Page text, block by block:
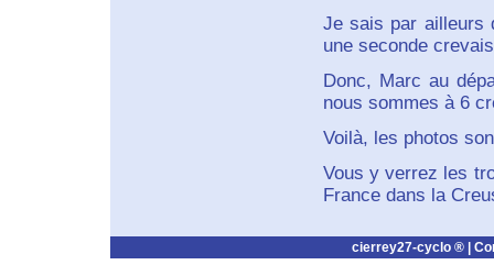
Je sais par ailleurs
une seconde
Donc, Marc au
nous sommes à 6
Voilà, les photos
Vous y verrez les
France dans la
cierrey27-cyclo ® |